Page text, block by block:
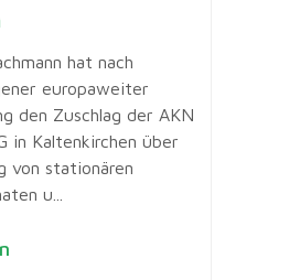
hat nach
europaweiter
den Zuschlag der AKN
in Kaltenkirchen über
von stationären
u...